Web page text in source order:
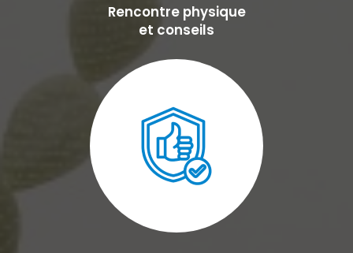
Rencontre physique
et conseils